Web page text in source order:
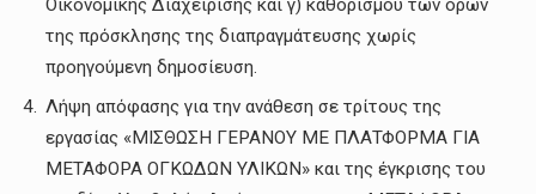
Οικονομικής Διαχείρισης και γ) καθορισμού των όρων
της πρόσκλησης της διαπραγμάτευσης χωρίς
προηγούμενη δημοσίευση.
Λήψη απόφασης για την ανάθεση σε τρίτους της
εργασίας «ΜΙΣΘΩΣΗ ΓΕΡΑΝΟΥ ΜΕ ΠΛΑΤΦΟΡΜΑ ΓΙΑ
ΜΕΤΑΦΟΡΑ ΟΓΚΩΔΩΝ ΥΛΙΚΩΝ» και της έγκρισης του